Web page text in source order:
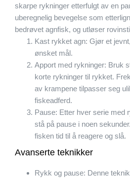
skarpe rykninger etterfulgt av en
uberegnelig bevegelse som
bedrøvet agnfisk, og utløser
Kast rykket agn: Gjør et
ønsket mål.
Apport med rykninger: Bruk
korte rykninger til rykket.
av krampene tilpasser seg
fiskeadferd.
Pause: Etter hver serie med
stå på pause i noen
fisken tid til å reagere og slå.
Avanserte teknikker
Rykk og pause: Denne